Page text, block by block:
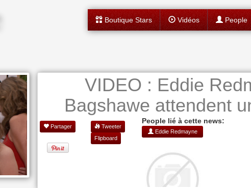
Boutique Stars Vidéos People
VIDEO : Eddie
Bagshawe attendent
Partager
Tweeter
Flipboard
People lié à cette news:
Eddie Redmayne